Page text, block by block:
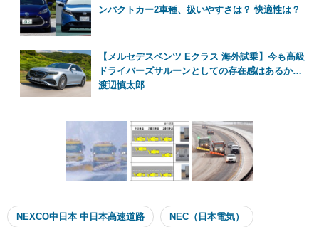
ンパクトカー2車種、扱いやすさは？ 快適性は？
【メルセデスベンツ Eクラス 海外試乗】今も高級
ドライバーズサルーンとしての存在感はあるか…
渡辺慎太郎
NEXCO中日本 中日本高速道路 NEC（日本電気）